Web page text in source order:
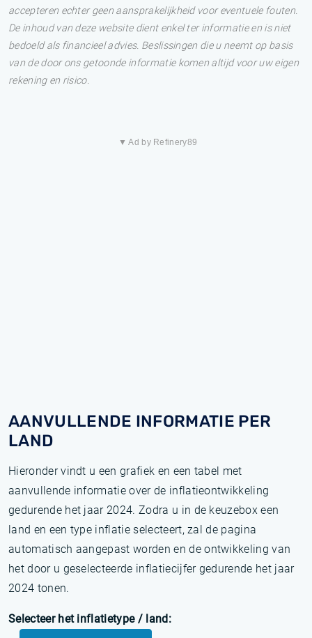
accepteren echter geen aansprakelijkheid voor eventuele fouten.
De inhoud van deze website dient enkel ter informatie en is niet
bedoeld als financieel advies. Beslissingen die u neemt op basis
van de door ons getoonde informatie komen altijd voor uw eigen
rekening en risico.
▼ Ad by Refinery89
AANVULLENDE INFORMATIE PER
LAND
Hieronder vindt u een grafiek en een tabel met
aanvullende informatie over de inflatieontwikkeling
gedurende het jaar 2024. Zodra u in de keuzebox een
land en een type inflatie selecteert, zal de pagina
automatisch aangepast worden en de ontwikkeling van
het door u geselecteerde inflatiecijfer gedurende het jaar
2024 tonen.
Selecteer het inflatietype / land: